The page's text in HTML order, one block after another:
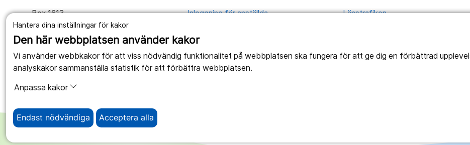
Hantera dina inställningar för kakor
Den här webbplatsen använder kakor
Vi använder webbkakor för att viss nödvändig funktionalitet på webbplatsen ska fungera för att ge dig en förbättrad
analyskakor sammanställa statistik för att förbättra webbplatsen.
Anpassa kakor
Endast nödvändiga Acceptera alla
Box 1613
701 16 Örebro
Tillsammans skapar vi ett bättre liv
Inloggning för anställda
Webbplatsens tillgänglighet
Länstrafiken